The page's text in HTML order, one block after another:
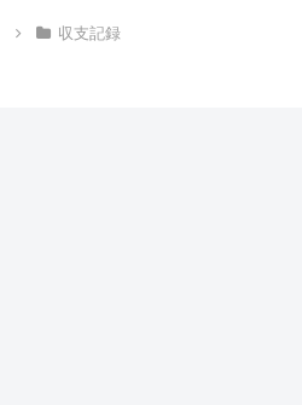
収支記録